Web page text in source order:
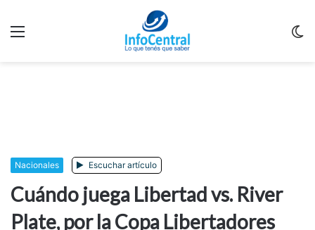
Nacionales Escuchar artículo
Cuándo juega Libertad vs. River
Plate, por la Copa Libertadores